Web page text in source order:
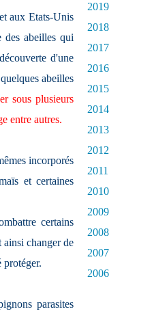
aux Etats-Unis
des abeilles qui
d'une
abeilles
sous plusieurs
entre autres.
incorporés
et certaines
certains
ainsi changer de
protéger.
parasites
2019
2018
2017
2016
2015
2014
2013
2012
2011
2010
2009
2008
2007
2006